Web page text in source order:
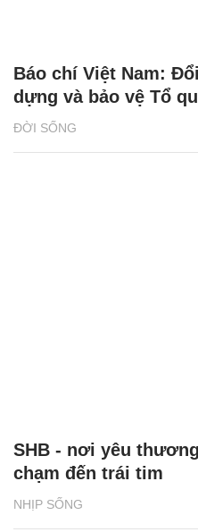
ĐỜI SỐNG
Báo chí Việt Nam:
dựng và bảo vệ Tổ
NHỊP SỐNG
SHB - nơi yêu
chạm đến trái tim